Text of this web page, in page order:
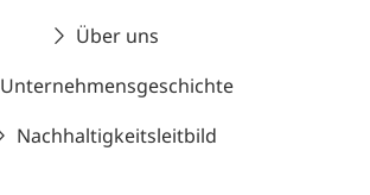
Über uns
Unternehmensgeschichte
Nachhaltigkeitsleitbild